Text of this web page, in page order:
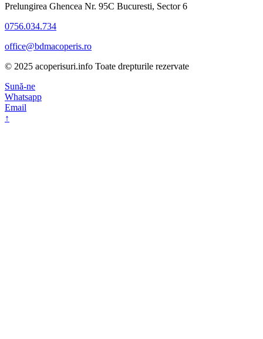
Prelungirea Ghencea Nr. 95C Bucuresti, Sector 6
0756.034.734
office@bdmacoperis.ro
© 2025 acoperisuri.info Toate drepturile rezervate
Sună-ne
Whatsapp
Email
↑